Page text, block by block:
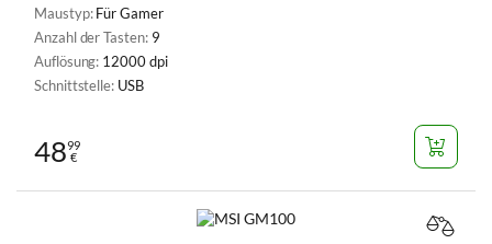
Maustyp:Für Gamer
Anzahl der Tasten: 9
Auflösung: 12000 dpi
Schnittstelle: USB
4899
€